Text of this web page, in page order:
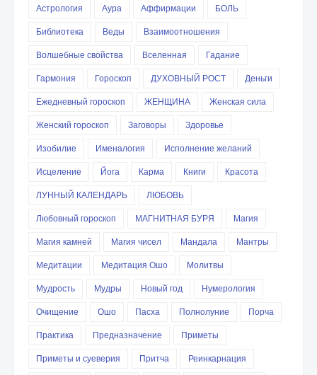
Астрология Аура Аффирмации
БОЛЬ
Библиотека
Веды
Взаимоотношения
Волшебные свойства
Вселенная
Гадание
Гармония
Гороскоп ДУХОВНЫЙ РОСТ
Деньги
Ежедневный гороскоп
ЖЕНЩИНА
Женская сила
Женский гороскоп
Заговоры
Здоровье
Изобилие
Именалогия
Исполнение желаний
Исцеление
Йога Карма Книги
Красота
ЛУННЫЙ КАЛЕНДАРЬ
ЛЮБОВЬ
Любовный гороскоп
МАГНИТНАЯ БУРЯ
Магия
Магия камней
Магия чисел Мандала
Мантры
Медитации
Медитация Ошо
Молитвы
Мудрость
Мудры Новый год
Нумерология
Очищение
Ошо Пасха Полнолуние
Порча
Практика
Предназначение
Приметы
Приметы и суеверия
Притча
Реинкарнация